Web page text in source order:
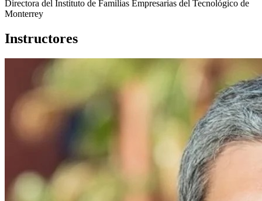
Directora del Instituto de Familias Empresarias del Tecnológico de
Monterrey
Instructores